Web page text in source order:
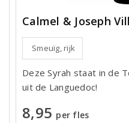
Calmel & Joseph
Smeuïg, rijk
Deze Syrah staat in de
uit de Languedoc!
8,95 per fles